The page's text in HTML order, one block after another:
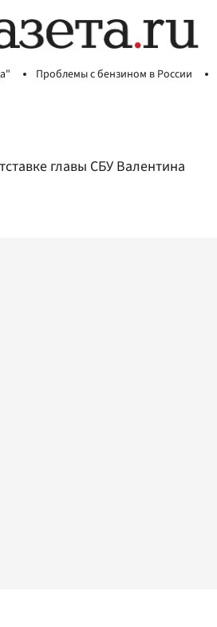
Проблемы с бензином в России
главы СБУ Валентина